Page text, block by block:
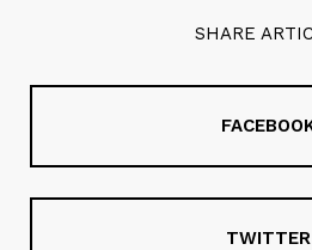
SHARE
TWITTER